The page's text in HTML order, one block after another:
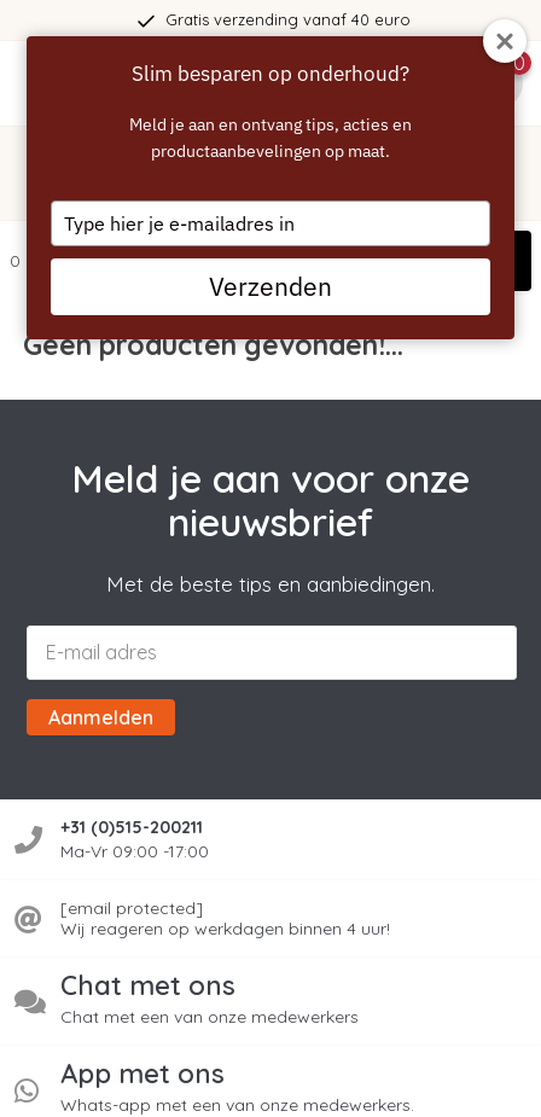
Gratis verzending vanaf 40 euro
0
/maxtra
0 artikelen Filters
Geen producten gevonden!...
Meld je aan voor onze
nieuwsbrief
Met de beste tips en aanbiedingen.
Aanmelden
+31 (0)515-200211
Ma-Vr 09:00 -17:00
[email protected]
Wij reageren op werkdagen binnen 4 uur!
Chat met ons
Chat met een van onze medewerkers
App met ons
Whats-app met een van onze medewerkers.
Slim besparen op onderhoud?
Meld je aan en ontvang tips, acties en
productaanbevelingen op maat.
Type
your
email
Verzenden